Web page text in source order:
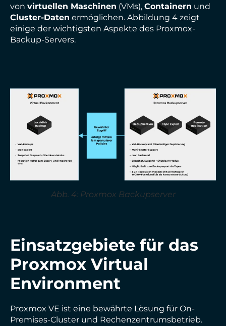
von virtuellen Maschinen (VMs), Containern und
Cluster-Daten ermöglichen. Abbildung 4 zeigt
einige der wichtigsten Aspekte des Proxmox-
Backup-Servers.
Abb. 4: Proxmox Backupserver
Einsatzgebiete für das
Proxmox Virtual
Environment
Proxmox VE ist eine bewährte Lösung für On-
Premises-Cluster und Rechenzentrumsbetrieb.